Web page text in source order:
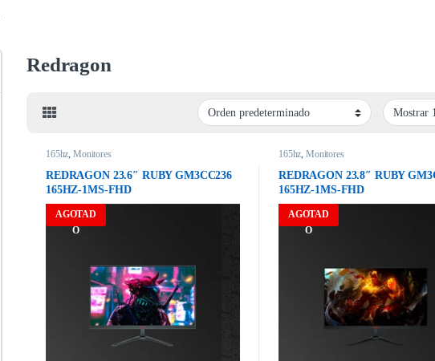
Redragon
AGOTAD
O
165hz ,Monitores
REDRAGON 23.6″ RUBY GM3CC236
165HZ-1MS-FHD
AGOTAD
O
165hz ,Monitores
REDRAGON 23.8″ RUBY
165HZ-1MS-FHD